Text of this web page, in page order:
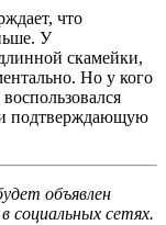
что
У
скамейки,
Но у кого
и подтверждающую
объявлен
социальных сетях.